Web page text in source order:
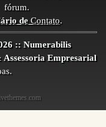
fórum.
deContato.
:: Numerabilis
Empresarial